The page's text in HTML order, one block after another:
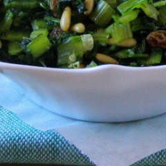
Ricette Contorni
Ricette Piatti unici
Ricette Pesce
Video Ricette
Ricette per Ingrediente